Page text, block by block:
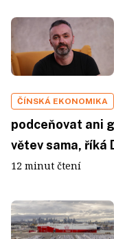
ČÍNSKÁ EKONOMIKA
podceňovat ani
větev sama, říká
12 minut čtení